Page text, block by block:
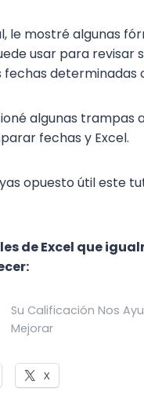
le mostré algunas
usar para revisar
determinadas
algunas trampas
fechas y Excel.
opuesto útil este
de Excel que
Su Calificación Nos
Mejorar
X